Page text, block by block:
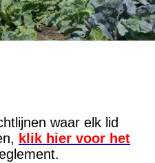
waar elk lid
klik hier voor het